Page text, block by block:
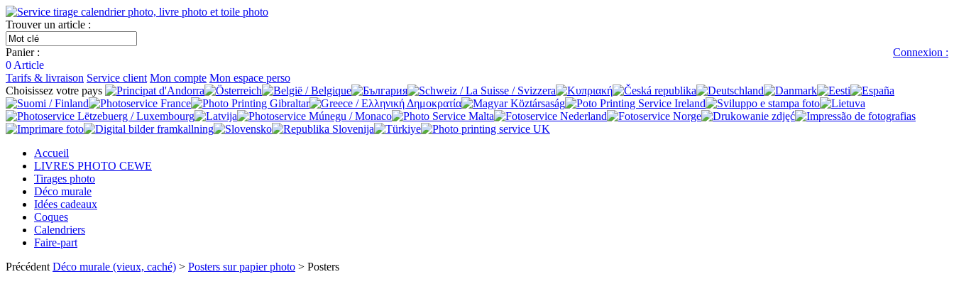
Trouver un article :
Connexion :
Panier :
0 Article
Tarifs & livraison Service client Mon compte Mon espace perso
Choisissez votre pays
Accueil
LIVRES PHOTO CEWE
Tirages photo
Déco murale
Idées cadeaux
Coques
Calendriers
Faire-part
Précédent Déco murale (vieux, caché) > Posters sur papier photo > Posters